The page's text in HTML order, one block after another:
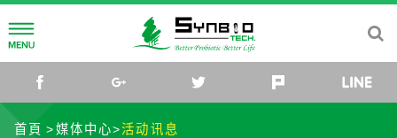
公司简介
生合集团
益生菌研发
facebook google+
首頁 媒体中心 活动讯息